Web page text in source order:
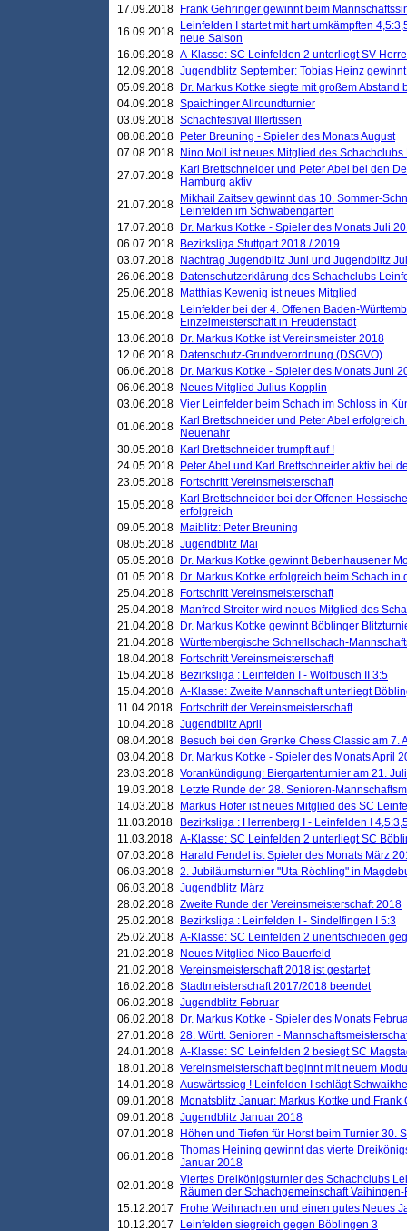
17.09.2018
Frank Gehringer gewinnt beim
16.09.2018
Leinfelden I startet mit hart umkämpften
neue Saison
16.09.2018 A-Klasse: SC Leinfelden 2 unterliegt SV
12.09.2018 Jugendblitz September: Tobias Heinz gewinnt
05.09.2018
Dr. Markus Kottke siegte mit großem
04.09.2018 Spaichinger Allroundturnier
03.09.2018 Schachfestival Illertissen
08.08.2018
Peter Breuning - Spieler des Monats August
07.08.2018
Nino Moll ist neues Mitglied des
27.07.2018
Karl Brettschneider und Peter Abel bei den
Hamburg aktiv
21.07.2018
Mikhail Zaitsev gewinnt das 10. Sommer-
Leinfelden im Schwabengarten
17.07.2018
Dr. Markus Kottke - Spieler des Monats Juli
06.07.2018
Bezirksliga Stuttgart 2018 / 2019
03.07.2018
Nachtrag Jugendblitz Juni und Jugendblitz
26.06.2018
Datenschutzerklärung des Schachclubs
25.06.2018
Matthias Kewenig ist neues Mitglied
15.06.2018
Leinfelder bei der 4. Offenen Baden-
Einzelmeisterschaft in Freudenstadt
13.06.2018
Dr. Markus Kottke ist Vereinsmeister 2018
12.06.2018
Datenschutz-Grundverordnung (DSGVO)
06.06.2018
Dr. Markus Kottke - Spieler des Monats Juni
06.06.2018
Neues Mitglied Julius Kopplin
03.06.2018 Vier Leinfelder beim Schach im Schloss in
01.06.2018
Karl Brettschneider und Peter Abel
Neuenahr
30.05.2018
Karl Brettschneider trumpft auf !
24.05.2018
Peter Abel und Karl Brettschneider aktiv bei
23.05.2018
Fortschritt Vereinsmeisterschaft
15.05.2018
Karl Brettschneider bei der Offenen
erfolgreich
09.05.2018
Maiblitz: Peter Breuning
08.05.2018 Jugendblitz Mai
05.05.2018
Dr. Markus Kottke gewinnt Bebenhausener
01.05.2018
Dr. Markus Kottke erfolgreich beim Schach
25.04.2018
Fortschritt Vereinsmeisterschaft
25.04.2018
Manfred Streiter wird neues Mitglied des
21.04.2018
Dr. Markus Kottke gewinnt Böblinger
21.04.2018 Württembergische Schnellschach-
18.04.2018
Fortschritt Vereinsmeisterschaft
15.04.2018
Bezirksliga : Leinfelden I - Wolfbusch II 3:5
15.04.2018 A-Klasse: Zweite Mannschaft unterliegt
11.04.2018
Fortschritt der Vereinsmeisterschaft
10.04.2018 Jugendblitz April
08.04.2018
Besuch bei den Grenke Chess Classic am 7.
03.04.2018
Dr. Markus Kottke - Spieler des Monats April
23.03.2018 Vorankündigung: Biergartenturnier am 21.
19.03.2018
Letzte Runde der 28. Senioren-
14.03.2018
Markus Hofer ist neues Mitglied des SC
11.03.2018
Bezirksliga : Herrenberg I - Leinfelden I
11.03.2018 A-Klasse: SC Leinfelden 2 unterliegt SC
07.03.2018
Harald Fendel ist Spieler des Monats März
06.03.2018 2. Jubiläumsturnier "Uta Röchling" in
06.03.2018 Jugendblitz März
28.02.2018 Zweite Runde der Vereinsmeisterschaft 2018
25.02.2018
Bezirksliga : Leinfelden I - Sindelfingen I 5:3
25.02.2018 A-Klasse: SC Leinfelden 2 unentschieden
21.02.2018
Neues Mitglied Nico Bauerfeld
21.02.2018 Vereinsmeisterschaft 2018 ist gestartet
16.02.2018 Stadtmeisterschaft 2017/2018 beendet
06.02.2018 Jugendblitz Februar
06.02.2018
Dr. Markus Kottke - Spieler des Monats
27.01.2018 28. Württ. Senioren -
24.01.2018 A-Klasse: SC Leinfelden 2 besiegt SC
18.01.2018 Vereinsmeisterschaft beginnt mit neuem
14.01.2018 Auswärtssieg ! Leinfelden I schlägt
09.01.2018
Monatsblitz Januar: Markus Kottke und
09.01.2018 Jugendblitz Januar 2018
07.01.2018
Höhen und Tiefen für Horst beim Turnier 30.
06.01.2018 Thomas Heining gewinnt das vierte
Januar 2018
02.01.2018 Viertes Dreikönigsturnier des Schachclubs
Räumen der Schachgemeinschaft
15.12.2017
Frohe Weihnachten und einen gutes Neues
10.12.2017
Leinfelden siegreich gegen Böblingen 3